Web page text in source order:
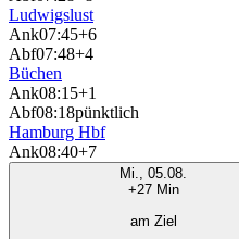
Ludwigslust
Ank07:45+6
Abf07:48+4
Büchen
Ank08:15+1
Abf08:18pünktlich
Hamburg Hbf
Ank08:40+7
Mi., 05.08.
+27 Min
am Ziel